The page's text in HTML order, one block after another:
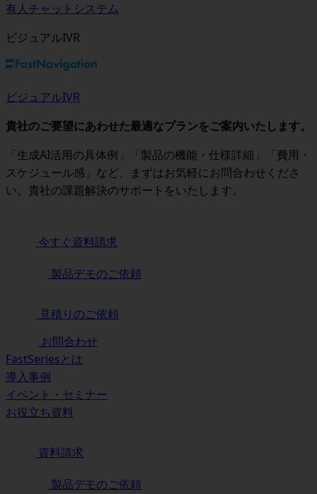
有人チャットシステム
ビジュアルIVR
ビジュアルIVR
貴社のご要望にあわせた最適なプランをご案内いたします。
「生成AI活用の具体例」「製品の機能・仕様詳細」「費用・
スケジュール感」など、まずはお気軽にお問合わせくださ
い。貴社の課題解決のサポートをいたします。
今すぐ資料請求
製品デモのご依頼
見積りのご依頼
お問合わせ
FastSeriesとは
導入事例
イベント・セミナー
お役立ち資料
資料請求
製品デモのご依頼